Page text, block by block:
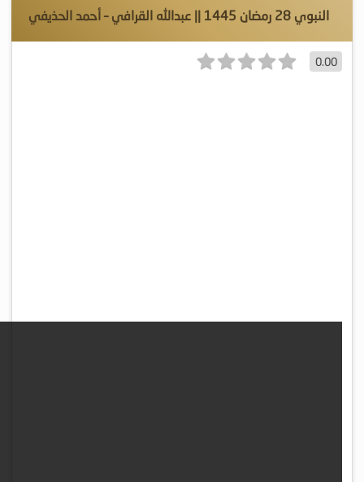
النبوي 28 رمضان 1445 || عبدالله القرافي – أحمد الحذيفي
0.00